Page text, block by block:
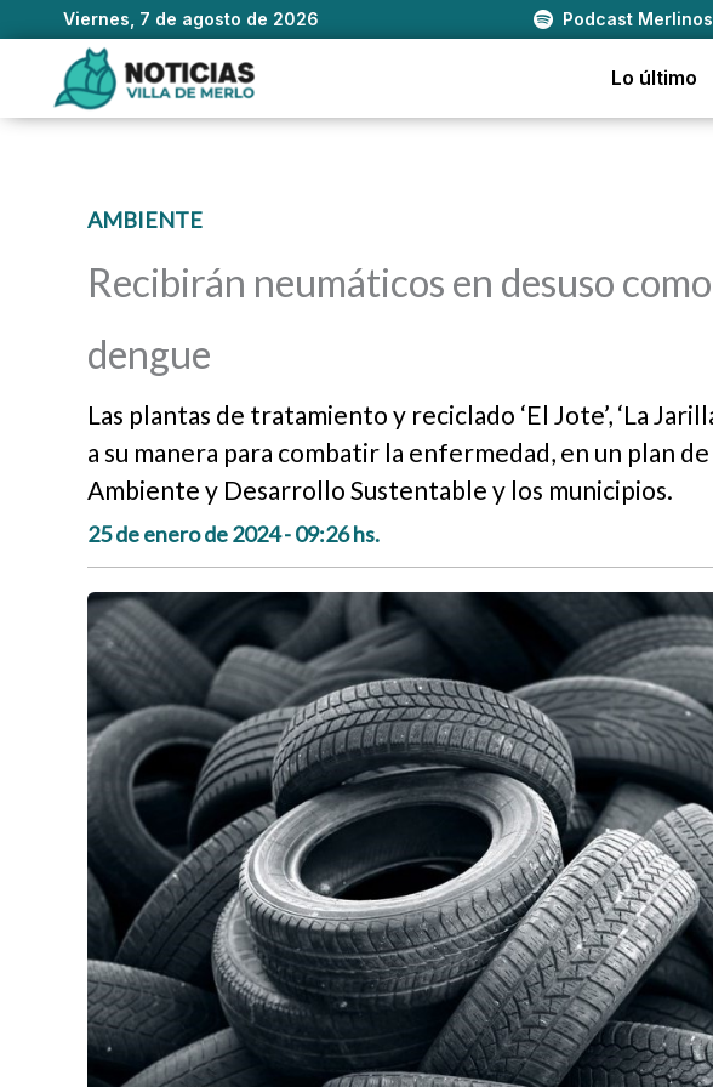
Viernes, 7 de agosto de 2026 Podcast Merlinos
contenido
Lo último
AMBIENTE
Recibirán neumáticos en desuso
dengue
Las plantas de tratamiento y reciclado ‘El Jote’, ‘La
a su manera para combatir la enfermedad, en un plan
Ambiente y Desarrollo Sustentable y los municipios.
25 de enero de 2024 - 09:26 hs.